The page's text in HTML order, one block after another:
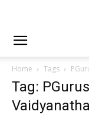
Home Tags
Tag: